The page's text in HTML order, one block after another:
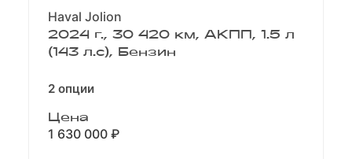
Haval Jolion
2024 г., 30 420 км, АКПП, 1.5 л
(143 л.с), Бензин
2 опции
Цена
1 630 000 ₽